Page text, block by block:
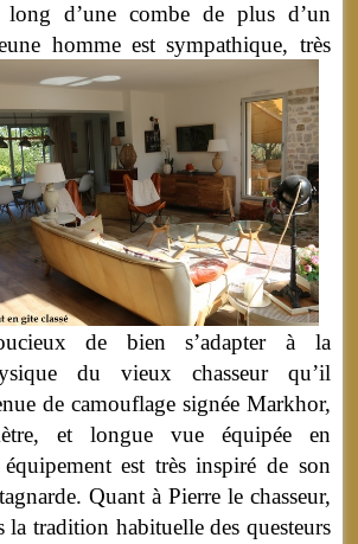
long d’une combe de plus d’un
homme est sympathique, très
de bien s’adapter à la
du vieux chasseur qu’il
de camouflage signée Markhor,
et longue vue équipée en
est très inspiré de son
Quant à Pierre le chasseur,
la tradition habituelle des questeurs